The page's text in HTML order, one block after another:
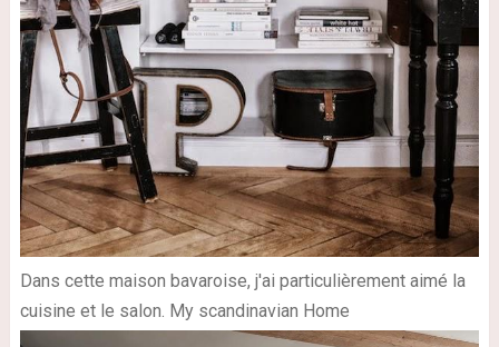
Dans cette maison bavaroise, j'ai particulièrement aimé la
cuisine et le salon. My scandinavian Home